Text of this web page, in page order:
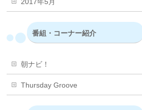
番組・コーナー紹介
朝ナビ！
Thursday Groove